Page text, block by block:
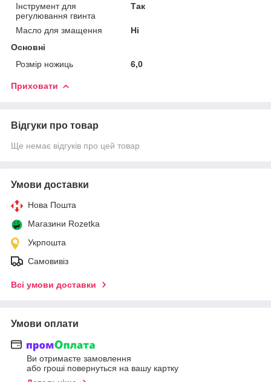
Інструмент для
регулювання гвинта
Так
Масло для змащення
Ні
Основні
Розмір ножиць
6,0
Приховати
Відгуки про товар
Ще немає відгуків про цей товар
Умови доставки
Нова Пошта
Магазини Rozetka
Укрпошта
Самовивіз
Всі умови доставки
Умови оплати
Ви отримаєте замовлення
або гроші повернуться на вашу картку